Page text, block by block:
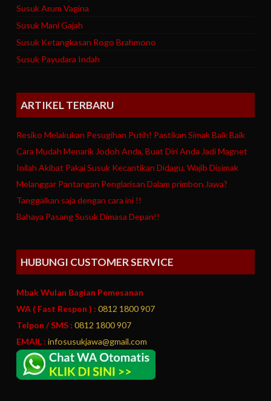
Susuk Arum Vagina
Susuk Mani Gajah
Susuk Ketangkasan Rogo Brahmono
Susuk Payudara Indah
ARTIKEL TERBARU
Resiko Melakukan Pesugihan Putih! Pastikan Simak Baik Baik
Cara Mudah Menarik Jodoh Anda, Buat Diri Anda Jadi Magnet
Inilah Akibat Pakai Susuk Kecantikan Didagu, Wajib Disimak
Melanggar Pantangan Penglarisan Dalam primbon Jawa?
Tanggalkan saja dengan cara ini !!
Bahaya Pasang Susuk Dimasa Depan!!
HUBUNGI CUSTOMER SERVICE
Mbak Wulan Bagian Pemesanan
WA ( Fast Respon ) : 0812 1800 907
Telpon / SMS : 0812 1800 907
EMAIL : infosusukjawa@gmail.com